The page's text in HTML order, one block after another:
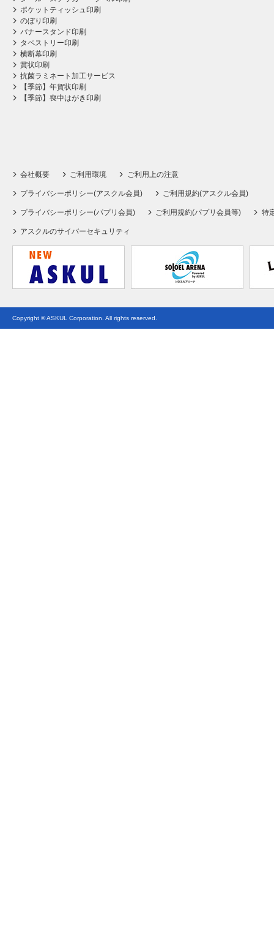
ポケットティッシュ印刷
のぼり印刷
バナースタンド印刷
タペストリー印刷
横断幕印刷
賞状印刷
抗菌ラミネート加工サービス
【季節】年賀状印刷
【季節】喪中はがき印刷
会社概要 ご利用環境 ご利用上の注意
プライバシーポリシー(アスクル会員) ご利用規約(アスクル会員)
プライバシーポリシー(パプリ会員) ご利用規約(パプリ会員等) 特
アスクルのサイバーセキュリティ
Copyright © ASKUL Corporation. All rights reserved.